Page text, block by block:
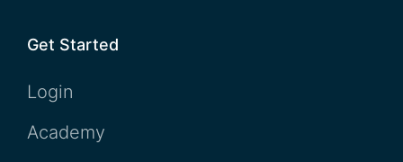
Get Started
Login
Academy